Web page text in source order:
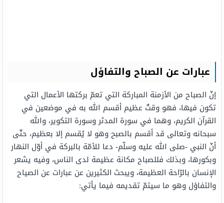
عبارات عن الصباح والتفاؤل
إنّ الصباح من الأزمنة المباركة التي تعمّ بركتها الأعمال التي
تكون فيها، فهو وقتٌ عظيم أقسم الله به في موضعين في
القرآن الكريم، وهما في سورة المدثر وسورة التكوير، والله
سبحانه وتعالى قد أقسم بالصبح وهو لا يُقسم إلا بعظيم، حتّى
أنّ النبي -صلى الله عليه وسلّم- دعا للأمّة بالبركة في أوّل النهار
وبكورها، وبذلك فللصباح مكانة عظيمة لدى الناس، وفيه يشعر
الإنسان بالرّاحة العظيمة، ويبحث الكثيرين عن عبارات عن الصياح
والتفاؤل وهو ما سيتمّ تقديمه فيما يأتي: